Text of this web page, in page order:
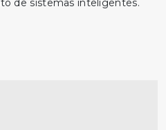
de sistemas inteligentes.